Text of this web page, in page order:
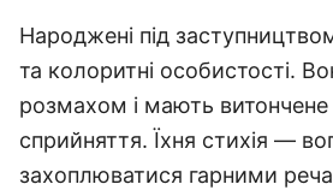
Народжені під
та колоритні особистості.
розмахом і мають витончене
сприйняття. Їхня стихія —
захоплюватися гарними